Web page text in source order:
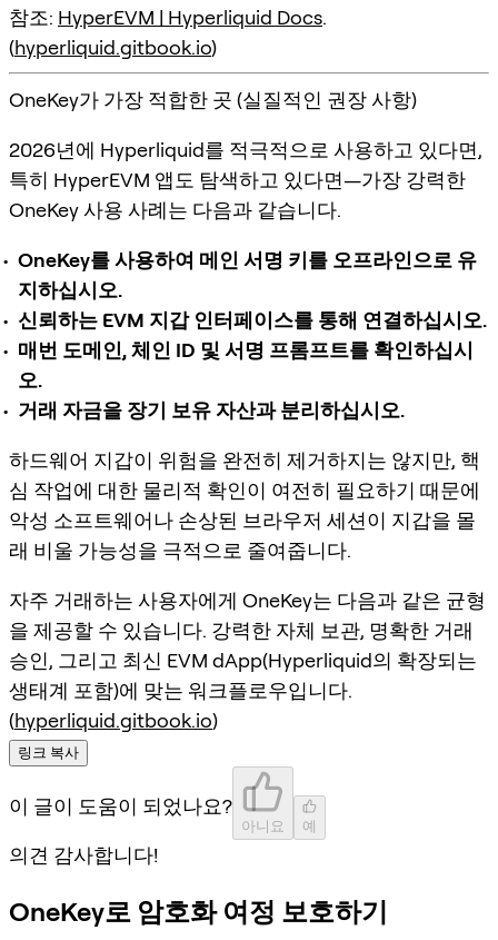
참조: HyperEVM | Hyperliquid Docs.
(hyperliquid.gitbook.io)
OneKey가 가장 적합한 곳 (실질적인 권장 사항)
2026년에 Hyperliquid를 적극적으로 사용하고 있다면,
특히 HyperEVM 앱도 탐색하고 있다면—가장 강력한
OneKey 사용 사례는 다음과 같습니다.
OneKey를 사용하여 메인 서명 키를 오프라인으로 유
지하십시오.
신뢰하는 EVM 지갑 인터페이스를 통해 연결하십시오.
매번 도메인, 체인 ID 및 서명 프롬프트를 확인하십시
오.
거래 자금을 장기 보유 자산과 분리하십시오.
하드웨어 지갑이 위험을 완전히 제거하지는 않지만, 핵
심 작업에 대한 물리적 확인이 여전히 필요하기 때문에
악성 소프트웨어나 손상된 브라우저 세션이 지갑을 몰
래 비울 가능성을 극적으로 줄여줍니다.
자주 거래하는 사용자에게 OneKey는 다음과 같은 균형
을 제공할 수 있습니다. 강력한 자체 보관, 명확한 거래
승인, 그리고 최신 EVM dApp(Hyperliquid의 확장되는
생태계 포함)에 맞는 워크플로우입니다.
(hyperliquid.gitbook.io)
링크 복사
이 글이 도움이 되었나요?
아니요 예
의견 감사합니다!
OneKey로 암호화 여정 보호하기